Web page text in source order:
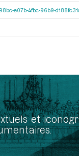
e07b-4fbc-96b9-
et